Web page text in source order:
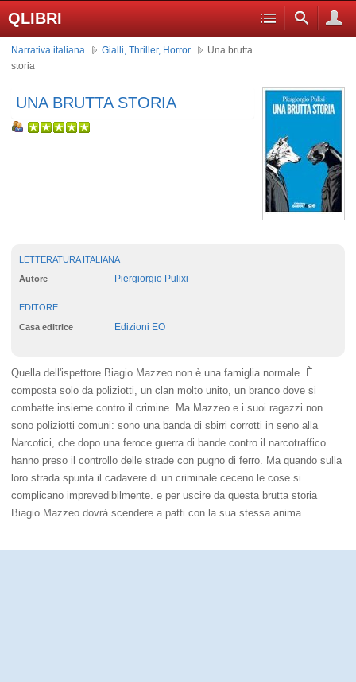
QLIBRI
Narrativa italiana Gialli, Thriller, Horror
Una brutta
storia
UNA BRUTTA STORIA
LETTERATURA ITALIANA
Autore Piergiorgio Pulixi
EDITORE
Casa editrice Edizioni EO
Quella dell'ispettore Biagio Mazzeo non è una famiglia normale. È
composta solo da poliziotti, un clan molto unito, un branco dove si
combatte insieme contro il crimine. Ma Mazzeo e i suoi ragazzi non
sono poliziotti comuni: sono una banda di sbirri corrotti in seno alla
Narcotici, che dopo una feroce guerra di bande contro il narcotraffico
hanno preso il controllo delle strade con pugno di ferro. Ma quando sulla
loro strada spunta il cadavere di un criminale ceceno le cose si
complicano imprevedibilmente. e per uscire da questa brutta storia
Biagio Mazzeo dovrà scendere a patti con la sua stessa anima.